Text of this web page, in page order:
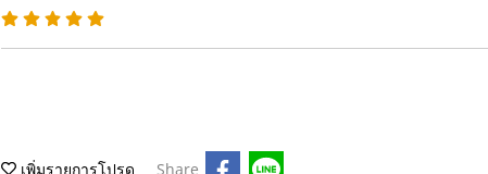
เพิ่มรายการโปรด Share